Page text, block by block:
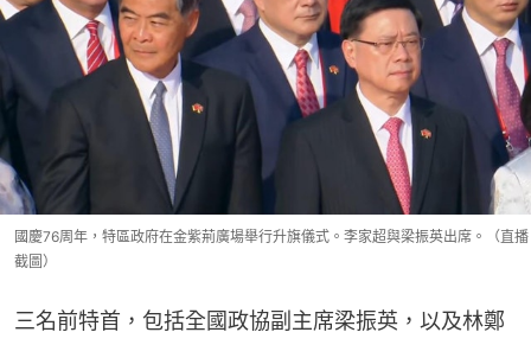
國慶76周年，特區政府在金紫荊廣場舉行升旗儀式。李家超與梁振英出席。（直播
截圖）
三名前特首，包括全國政協副主席梁振英，以及林鄭